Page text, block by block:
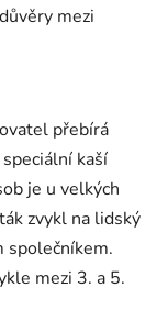
mezi
přebírá
kaší
je u velkých
zvykl na lidský
společníkem.
mezi 3. a 5.